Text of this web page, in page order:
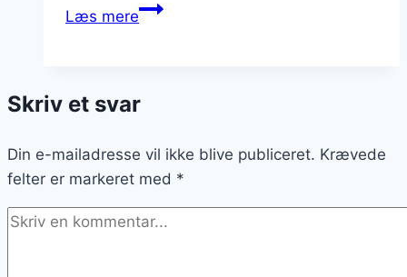
Læs merePulled
til
Skriv et svar
Din e-mailadresse vil ikke blive publiceret. Krævede
felter er markeret med *